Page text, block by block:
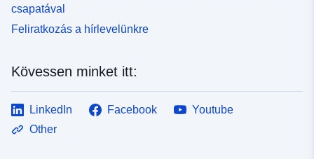
csapatával
Feliratkozás a hírlevelünkre
Kövessen minket itt:
LinkedIn Facebook
Youtube
Other